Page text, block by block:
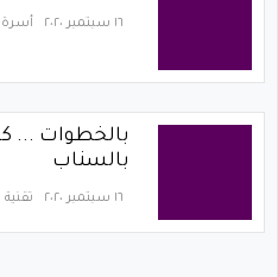
١٦ سبتمبر ٢٠٢٠
بالخطوات ...
بالسناب
١٦ سبتمبر ٢٠٢٠ تقنية